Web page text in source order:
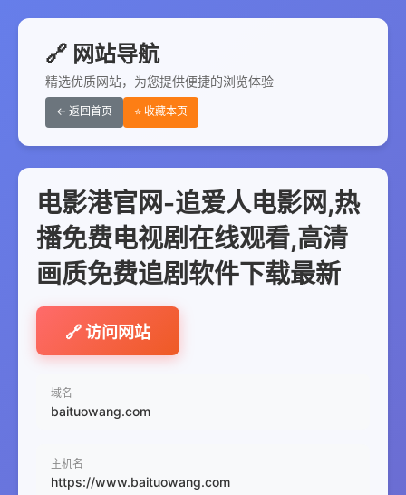
🔗 网站导航
精选优质网站，为您提供便捷的浏览体验
← 返回首页 ⭐ 收藏本页
电影港官网-追爱人电影网,热
播免费电视剧在线观看,高清
画质免费追剧软件下载最新
🔗 访问网站
域名
baituowang.com
主机名
https://www.baituowang.com